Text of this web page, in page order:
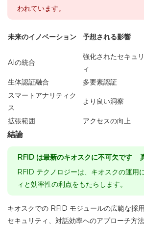
われています。
未来のイノベーション 予想される影響
AIの統合
強化されたセキュ
ィ
生体認証融合 多要素認証
スマートアナリティク
ス
より良い洞察
拡張範囲 アクセスの向上
結論
RFID は最新のキオスクに不可欠です
RFID テクノロジーは、キオスクの運用
ィと効率性の利点をもたらします。
キオスクでの RFID モジュールの広範な採
セキュリティ、対話効率へのアプローチ方